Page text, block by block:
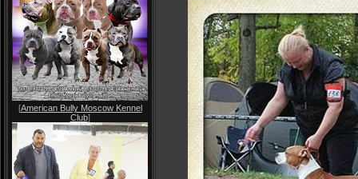
[American Bully Moscow Kennel
Club]